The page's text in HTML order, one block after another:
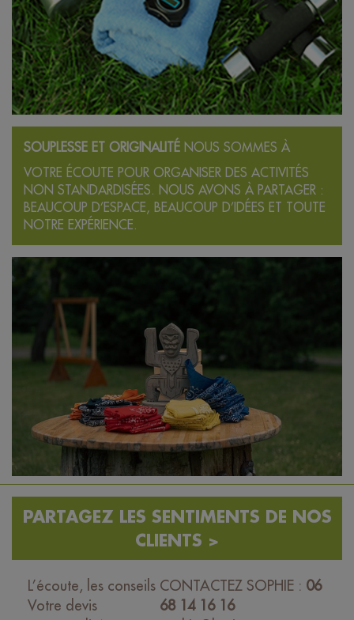
SOUPLESSE ET ORIGINALITÉ NOUS SOMMES À
VOTRE ÉCOUTE POUR ORGANISER DES ACTIVITÉS
NON STANDARDISÉES. NOUS AVONS À PARTAGER :
BEAUCOUP D’ESPACE, BEAUCOUP D’IDÉES ET TOUTE
NOTRE EXPÉRIENCE.
PARTAGEZ LES SENTIMENTS DE NOS
CLIENTS >
L’écoute, les conseils
Votre devis
CONTACTEZ SOPHIE : 06
68 14 16 16